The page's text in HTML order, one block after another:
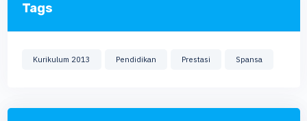
Tags
Kurikulum 2013 Pendidikan Prestasi Spansa